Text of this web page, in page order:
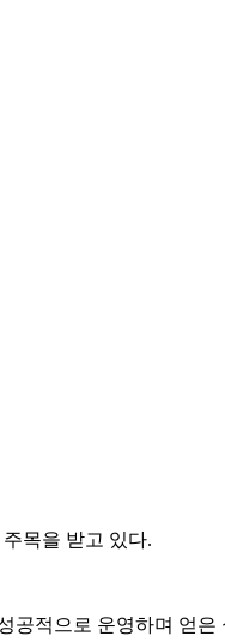
목을 받고 있다.
공적으로 운영하며 얻